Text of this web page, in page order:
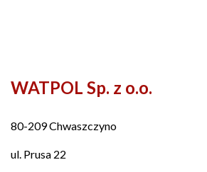
WATPOL Sp. z o.o.
80-209 Chwaszczyno
ul. Prusa 22